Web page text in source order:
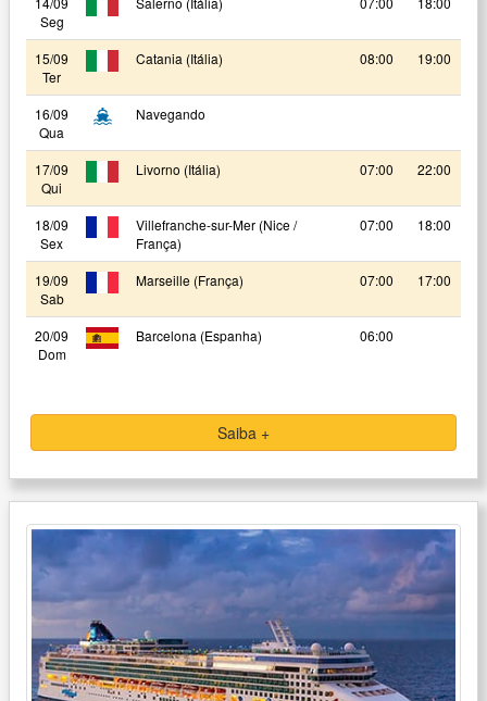
Seg
15/09
Ter
Catania (Itália) 08:00 19:00
16/09
Qua
Navegando
17/09
Qui
Livorno (Itália) 07:00 22:00
18/09
Sex
Villefranche-sur-Mer (Nice /
França)
07:00 18:00
19/09
Sab
Marseille (França) 07:00 17:00
20/09
Dom
Barcelona (Espanha) 06:00
Saiba +